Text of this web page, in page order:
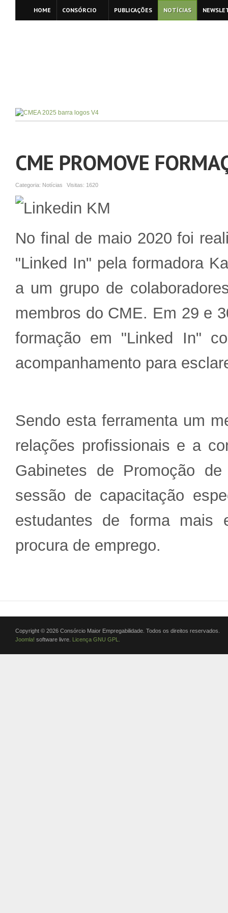
HOME CONSÓRCIO PUBLICAÇÕES NOTÍCIAS
CME PROMOVE
Categoria: Notícias Visitas: 1620
No final de maio 2020 foi
"Linked In" pela formadora
a um grupo de
membros do CME. Em 29 e
formação em "Linked In"
acompanhamento para
Sendo esta ferramenta um
relações profissionais e a
Gabinetes de Promoção de
sessão de capacitação
estudantes de forma mais
procura de emprego.
Copyright © 2026 Consórcio Maior Empregabilidade. Todos os direitos reservados.
Joomla! software livre. Licença GNU GPL.